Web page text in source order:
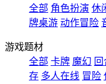
全部 角色扮演 休
牌桌游 动作冒险
游戏题材
全部 卡牌 魔幻 回
存 多人在线 冒险